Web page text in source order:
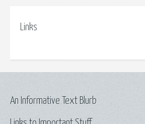
Links
An Informative Text Blurb